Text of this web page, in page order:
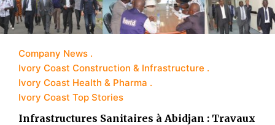
Company News
Ivory Coast Construction & Infrastructure
Ivory Coast Health & Pharma
Ivory Coast Top Stories
Infrastructures Sanitaires à Abidjan : Travaux